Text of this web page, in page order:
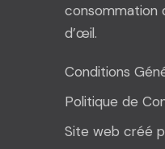
consommation
d’œil.
Conditions
Politique de
Site web créé